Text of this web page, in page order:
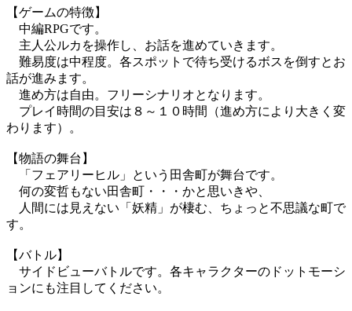
【ゲームの特徴】
中編RPGです。
主人公ルカを操作し、お話を進めていきます。
難易度は中程度。各スポットで待ち受けるボスを倒すとお
話が進みます。
進め方は自由。フリーシナリオとなります。
プレイ時間の目安は８～１０時間（進め方により大きく変
わります）。
【物語の舞台】
「フェアリーヒル」という田舎町が舞台です。
何の変哲もない田舎町・・・かと思いきや、
人間には見えない「妖精」が棲む、ちょっと不思議な町で
す。
【バトル】
サイドビューバトルです。各キャラクターのドットモーシ
ョンにも注目してください。